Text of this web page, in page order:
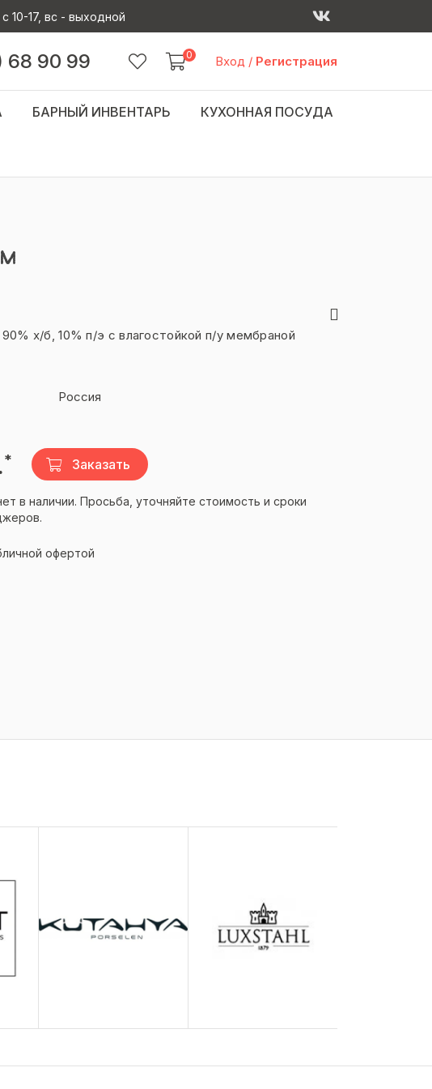
10-17, вс - выходной
68 90 99 0 Вход / Регистрация
БАРНЫЙ ИНВЕНТАРЬ КУХОННАЯ ПОСУДА
х/б, 10% п/э с влагостойкой п/у мембраной
Россия
* Заказать
в наличии. Просьба, уточняйте стоимость и сроки
офертой